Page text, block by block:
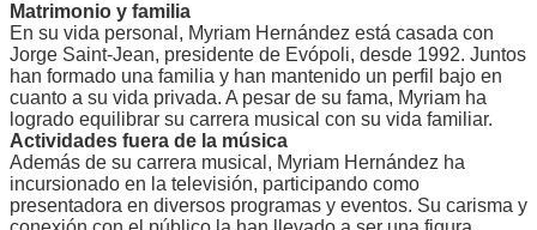
Matrimonio y familia
En su vida personal, Myriam Hernández está casada con
Jorge Saint-Jean, presidente de Evópoli, desde 1992. Juntos
han formado una familia y han mantenido un perfil bajo en
cuanto a su vida privada. A pesar de su fama, Myriam ha
logrado equilibrar su carrera musical con su vida familiar.
Actividades fuera de la música
Además de su carrera musical, Myriam Hernández ha
incursionado en la televisión, participando como
presentadora en diversos programas y eventos. Su carisma y